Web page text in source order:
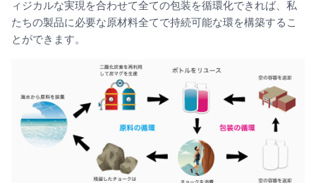
ィジカルな実現を合わせて全ての包装を循環化できれば、私
たちの製品に必要な原材料全てで持続可能な環を構築するこ
とができます。